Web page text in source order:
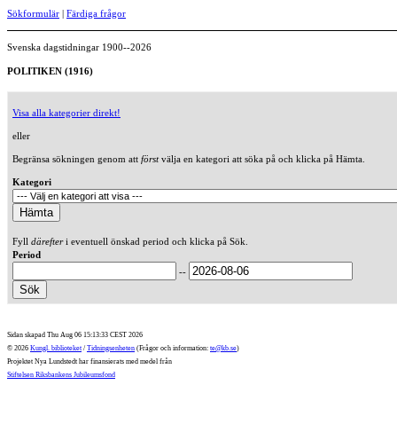
Sökformulär | Färdiga frågor
Svenska dagstidningar 1900--2026
POLITIKEN (1916)
Visa alla kategorier direkt!
eller
Begränsa sökningen genom att förstvälja en kategori att söka på och klicka på Hämta.
Kategori
Fyll därefteri eventuell önskad period och klicka på Sök.
Period
--
Sidan skapad Thu Aug 06 15:13:33 CEST 2026
© 2026 Kungl. biblioteket / Tidningsenheten (Frågor och information: te@kb.se)
Projektet Nya Lundstedt har finansierats med medel från
Stiftelsen Riksbankens Jubileumsfond